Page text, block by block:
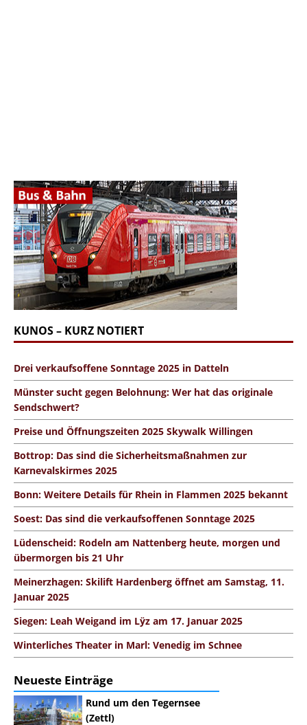
KUNOS – KURZ NOTIERT
Drei verkaufsoffene Sonntage 2025 in Datteln
Münster sucht gegen Belohnung: Wer hat das originale
Sendschwert?
Preise und Öffnungszeiten 2025 Skywalk Willingen
Bottrop: Das sind die Sicherheitsmaßnahmen zur
Karnevalskirmes 2025
Bonn: Weitere Details für Rhein in Flammen 2025 bekannt
Soest: Das sind die verkaufsoffenen Sonntage 2025
Lüdenscheid: Rodeln am Nattenberg heute, morgen und
übermorgen bis 21 Uhr
Meinerzhagen: Skilift Hardenberg öffnet am Samstag, 11.
Januar 2025
Siegen: Leah Weigand im Lÿz am 17. Januar 2025
Winterliches Theater in Marl: Venedig im Schnee
Neueste Einträge
Rund um den Tegernsee
(Zettl)